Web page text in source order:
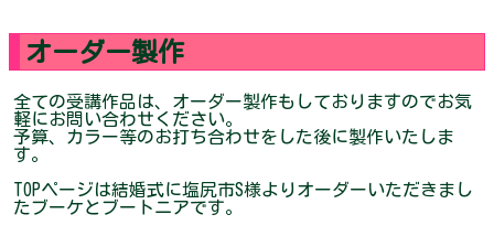
オーダー製作
全ての受講作品は、オーダー製作もしておりますのでお気
軽にお問い合わせください。
予算、カラー等のお打ち合わせをした後に製作いたしま
す。
TOPページは結婚式に塩尻市S様よりオーダーいただきまし
たブーケとブートニアです。